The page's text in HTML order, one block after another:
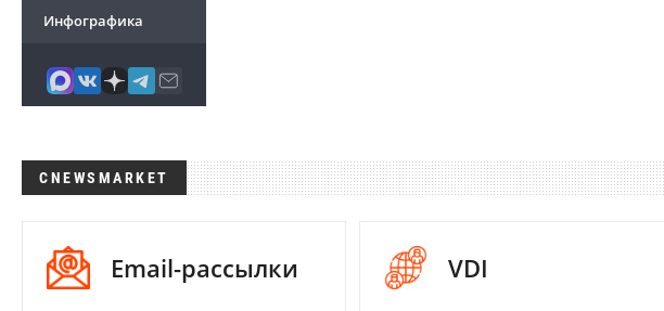
Инфографика
CNEWSMARKET
Email-рассылки VDI